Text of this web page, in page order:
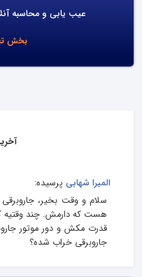
عیب یابی و محاسبه
بخش
المیرا شهابی پرسیده:
سلام و وقت بخیر،
هست که دارمش. چند وقتیه
قدرت مکش و دور موتور
جاروبرقی خراب شده؟